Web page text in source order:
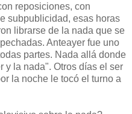
reposiciones, con
subpublicidad, esas horas
librarse de la nada que se
Anteayer fue uno
partes. Nada allá donde
y la nada". Otros días el ser
la noche le tocó el turno a